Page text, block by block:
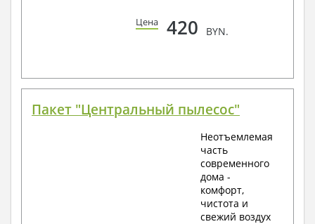
Цена 420 BYN.
Пакет "Центральный пылесос"
Неотъемлемая
часть
современного
дома -
комфорт,
чистота и
свежий воздух